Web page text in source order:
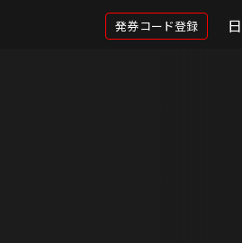
発券コード登録